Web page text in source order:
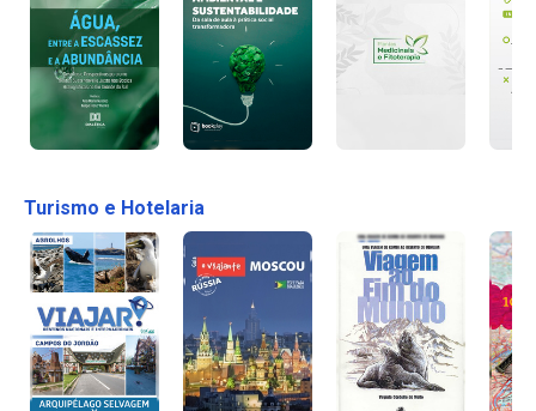
Turismo e Hotelaria